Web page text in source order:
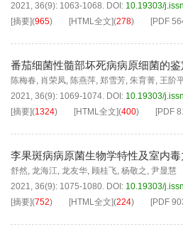
2021, 36(9): 1063-1068. DOI: 10.19303/
[摘要](965) [HTML全文](278) [PDF
番茄细菌性髓部坏死病病原细菌的鉴
陈梅春, 肖荣凤, 陈燕萍, 郑雪芳, 朱育菁, 王阶
2021, 36(9): 1069-1074. DOI: 10.19303/
[摘要](1324) [HTML全文](400) [PDF
李果斑病病原菌生物学特性及室内毒
舒然, 龙海江, 龙友华, 顾桂飞, 杨敬之 , 尹显慧
2021, 36(9): 1075-1080. DOI: 10.19303/
[摘要](752) [HTML全文](224) [PDF